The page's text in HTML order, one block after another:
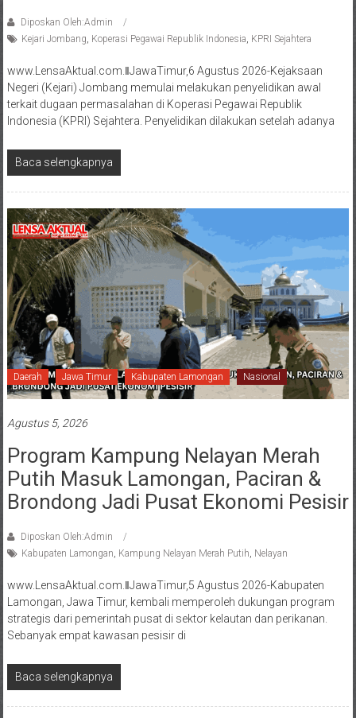
Diposkan Oleh:Admin
Kejari Jombang Koperasi Pegawai Republik Indonesia KPRI Sejahtera
www.LensaAktual.com.ǁJawaTimur,6 Agustus 2026-Kejaksaan
Negeri (Kejari) Jombang memulai melakukan penyelidikan awal
terkait dugaan permasalahan di Koperasi Pegawai Republik
Indonesia (KPRI) Sejahtera. Penyelidikan dilakukan setelah adanya
Baca selengkapnya
Daerah Jawa Timur Kabupaten Lamongan Nasional
Agustus 5, 2026
Program Kampung Nelayan Merah
Putih Masuk Lamongan, Paciran &
Brondong Jadi Pusat Ekonomi Pesisir
Diposkan Oleh:Admin
Kabupaten Lamongan, Kampung Nelayan Merah Putih, Nelayan
www.LensaAktual.com.ǁJawaTimur,5 Agustus 2026-Kabupaten
Lamongan, Jawa Timur, kembali memperoleh dukungan program
strategis dari pemerintah pusat di sektor kelautan dan perikanan.
Sebanyak empat kawasan pesisir di
Baca selengkapnya